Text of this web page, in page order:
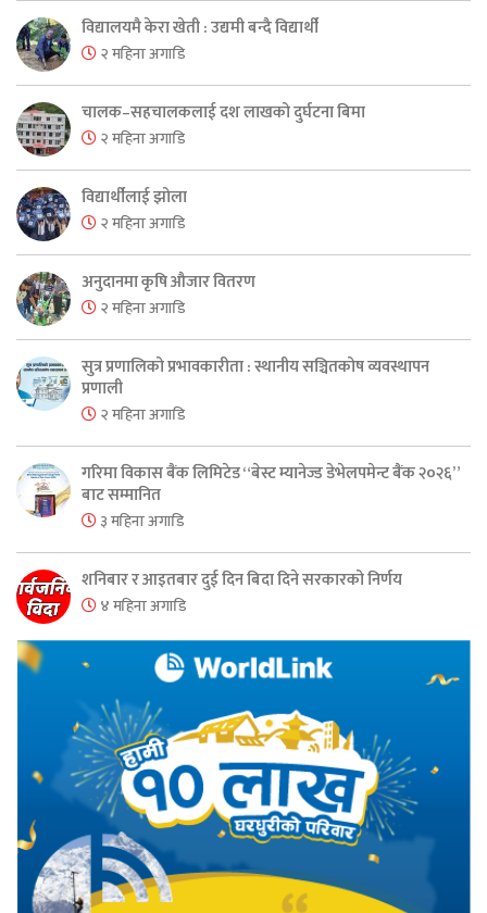
विद्यालयमै केरा खेती : उद्यमी बन्दै विद्यार्थी
२ महिना अगाडि
चालक–सहचालकलाई दश लाखको दुर्घटना बिमा
२ महिना अगाडि
विद्यार्थीलाई झोला
२ महिना अगाडि
अनुदानमा कृषि औजार वितरण
२ महिना अगाडि
सुत्र प्रणालिको प्रभावकारीता : स्थानीय सञ्चितकोष व्यवस्थापन
प्रणाली
२ महिना अगाडि
गरिमा विकास बैंक लिमिटेड “बेस्ट म्यानेज्ड डेभेलपमेन्ट बैंक २०२६”
बाट सम्मानित
३ महिना अगाडि
शनिबार र आइतबार दुई दिन बिदा दिने सरकारको निर्णय
४ महिना अगाडि